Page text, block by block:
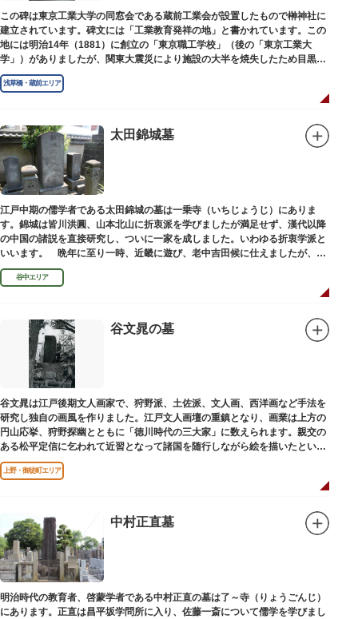
この碑は東京工業大学の同窓会である蔵前工業会が設置したもので榊神社に
建立されています。碑文には「工業教育発祥の地」と書かれています。この
地には明治14年（1881）に創立の「東京職工学校」（後の「東京工業大
学」）がありましたが、関東大震災により施設の大半を焼失したため目黒に
移転しました。
浅草橋・蔵前エリア
太田錦城墓
江戸中期の儒学者である太田錦城の墓は一乗寺（いちじょうじ）にありま
す。錦城は皆川洪圓、山本北山に折衷派を学びましたが満足せず、漢代以降
の中国の諸説を直接研究し、ついに一家を成しました。いわゆる折衷学派と
いいます。 晩年に至り一時、近畿に遊び、老中吉田候に仕えましたが、前
田家に賓使としてまぬかれ、三百石を給せられました。
谷中エリア
谷文晁の墓
谷文晁は江戸後期文人画家で、狩野派、土佐派、文人画、西洋画など手法を
研究し独自の画風を作りました。江戸文人画壇の重鎮となり、画業は上方の
円山応挙、狩野探幽とともに「徳川時代の三大家」に数えられます。親交の
ある松平定信に乞われて近習となって諸国を随行しながら絵を描いたといわ
れています。お墓は源空寺（げんくうじ）にあります。
上野・御徒町エリア
中村正直墓
明治時代の教育者、啓蒙学者である中村正直の墓は了～寺（りょうごんじ）
にあります。正直は昌平坂学問所に入り、佐藤一斎について儒学を学びまし